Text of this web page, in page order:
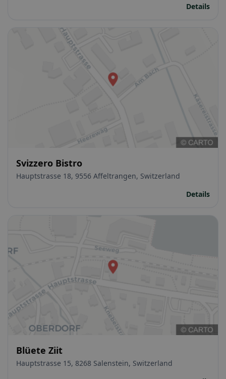
Details
Svizzero Bistro
Hauptstrasse 18, 9556 Affeltrangen, Switzerland
Details
Blüete Ziit
Hauptstrasse 15, 8268 Salenstein, Switzerland